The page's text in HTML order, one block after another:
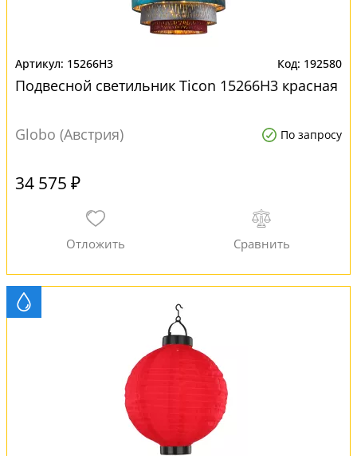
15266H3 192580
Подвесной светильник Ticon 15266H3 красная
Globo (Австрия) По запросу
34 575 ₽